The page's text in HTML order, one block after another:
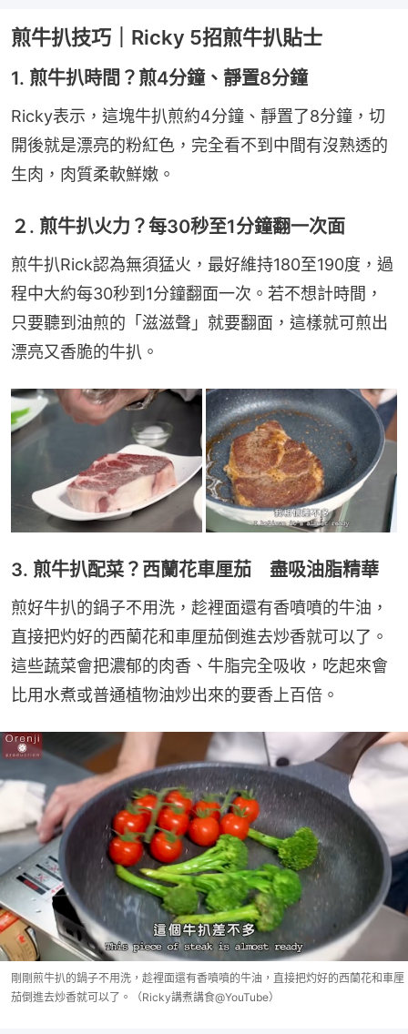
煎牛扒技巧｜Ricky 5招煎牛扒貼士
1. 煎牛扒時間？煎4分鐘、靜置8分鐘
Ricky表示，這塊牛扒煎約4分鐘、靜置了8分鐘，切
開後就是漂亮的粉紅色，完全看不到中間有沒熟透的
生肉，肉質柔軟鮮嫩。
２. 煎牛扒火力？每30秒至1分鐘翻一次面
煎牛扒Rick認為無須猛火，最好維持180至190度，過
程中大約每30秒到1分鐘翻面一次。若不想計時間，
只要聽到油煎的「滋滋聲」就要翻面，這樣就可煎出
漂亮又香脆的牛扒。
3. 煎牛扒配菜？西蘭花車厘茄 盡吸油脂精華
煎好牛扒的鍋子不用洗，趁裡面還有香噴噴的牛油，
直接把灼好的西蘭花和車厘茄倒進去炒香就可以了。
這些蔬菜會把濃郁的肉香、牛脂完全吸收，吃起來會
比用水煮或普通植物油炒出來的要香上百倍。
剛剛煎牛扒的鍋子不用洗，趁裡面還有香噴噴的牛油，直接把灼好的西蘭花和車厘
茄倒進去炒香就可以了。（Ricky講煮講食@YouTube）